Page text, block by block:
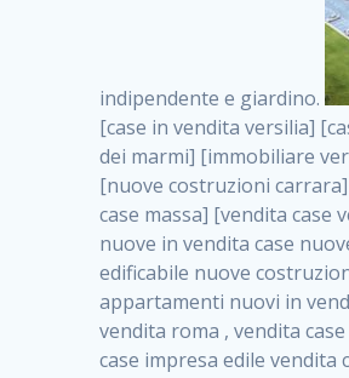
indipendente e giardino.